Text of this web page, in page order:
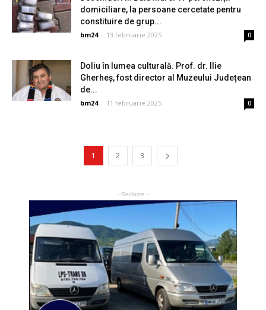
domiciliare, la persoane cercetate pentru
constituire de grup...
bm24 - 13 februarie 2025 0
Doliu în lumea culturală. Prof. dr. Ilie
Gherheș, fost director al Muzeului Județean
de...
bm24 - 11 februarie 2025 0
1 2 3
- Reclame -